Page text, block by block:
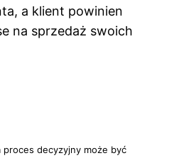
a klient powinien
na sprzedaż swoich
proces decyzyjny może być